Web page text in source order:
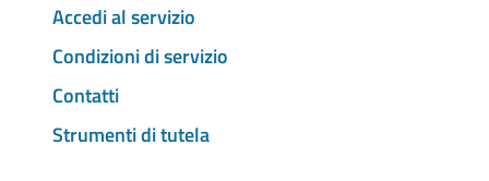
Accedi al servizio
Condizioni di servizio
Contatti
Strumenti di tutela